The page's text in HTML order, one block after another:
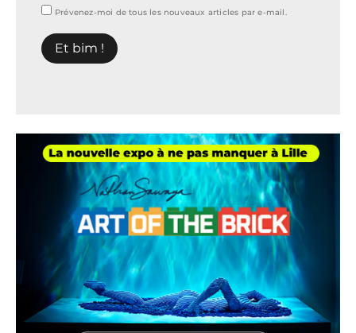
Prévenez-moi de tous les nouveaux articles par e-mail.